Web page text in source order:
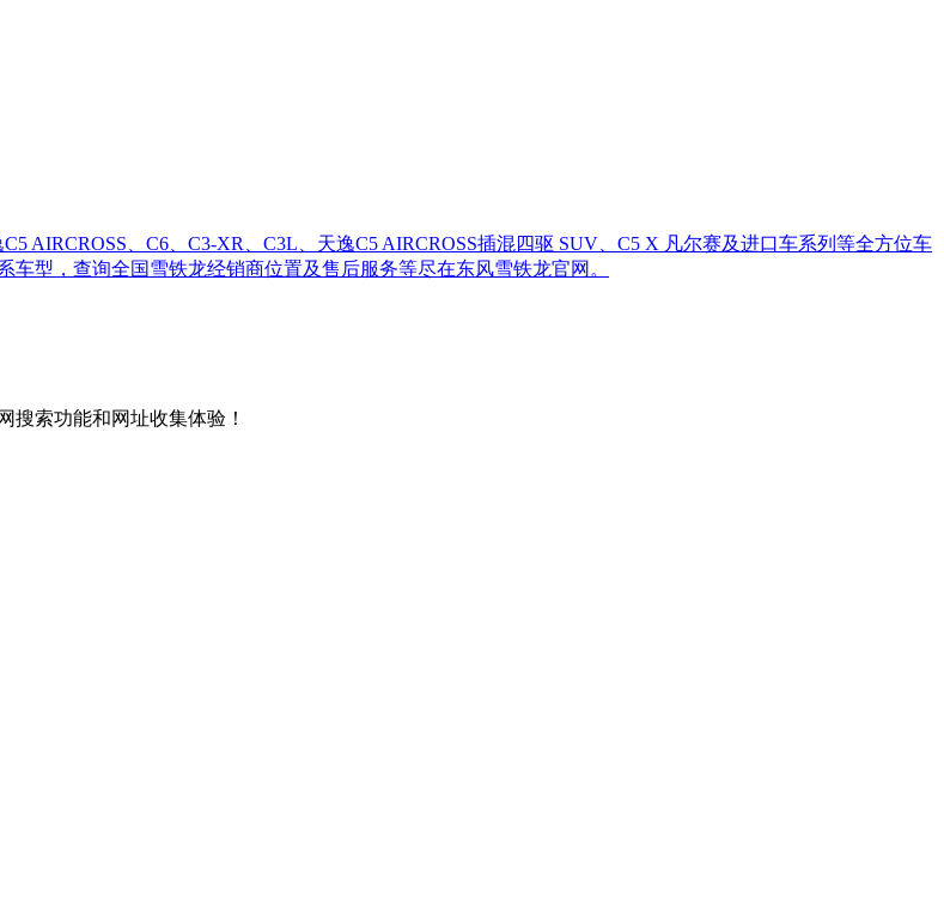
AIRCROSS、C6、C3-XR、C3L、天逸C5 AIRCROSS插混四驱 SUV、C5 X 凡尔赛及进口车系列等全方位车
型，查询全国雪铁龙经销商位置及售后服务等尽在东风雪铁龙官网。
搜索功能和网址收集体验！